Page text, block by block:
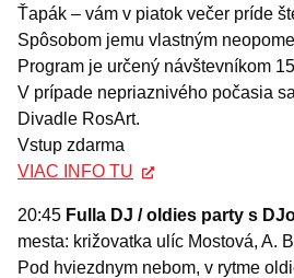
Ťapák – vám v piatok večer príde
Spôsobom jemu vlastným
Program je určený návštevníkom
V prípade nepriaznivého počasia
Divadle RosArt.
Vstup zdarma
VIAC INFO TU
20:45 Fulla DJ / oldies party s
mesta: križovatka ulíc Mostová, A.
Pod hviezdnym nebom, v rytme